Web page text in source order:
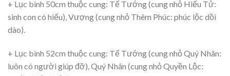
+ Lục bình 50cm thuộc cung: Tể Tướng (cung nhỏ Hiếu Tử:
sinh con có hiếu), Vượng (cung nhỏ Thêm Phúc: phúc lộc dồi
dào).
+ Lục bình 52cm thuộc cung: Tể Tướng (cung nhỏ Quý Nhân:
luôn có người giúp đỡ), Quý Nhân (cung nhỏ Quyền Lộc: